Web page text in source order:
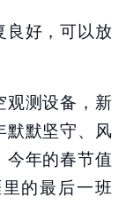
良好，可以放
观测设备，新
默默坚守、风
今年的春节值
的最后一班